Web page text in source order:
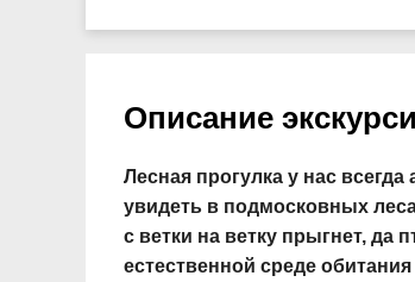
Описание
Лесная прогулка у нас
увидеть в подмосковных
с ветки на ветку прыгнет, да
естественной среде